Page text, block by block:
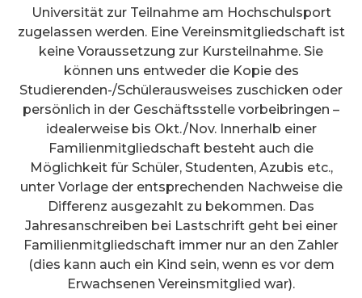
Universität zur Teilnahme am Hochschulsport
zugelassen werden. Eine Vereinsmitgliedschaft ist
keine Voraussetzung zur Kursteilnahme. Sie
können uns entweder die Kopie des
Studierenden-/Schülerausweises zuschicken oder
persönlich in der Geschäftsstelle vorbeibringen –
idealerweise bis Okt./Nov. Innerhalb einer
Familienmitgliedschaft besteht auch die
Möglichkeit für Schüler, Studenten, Azubis etc.,
unter Vorlage der entsprechenden Nachweise die
Differenz ausgezahlt zu bekommen. Das
Jahresanschreiben bei Lastschrift geht bei einer
Familienmitgliedschaft immer nur an den Zahler
(dies kann auch ein Kind sein, wenn es vor dem
Erwachsenen Vereinsmitglied war).